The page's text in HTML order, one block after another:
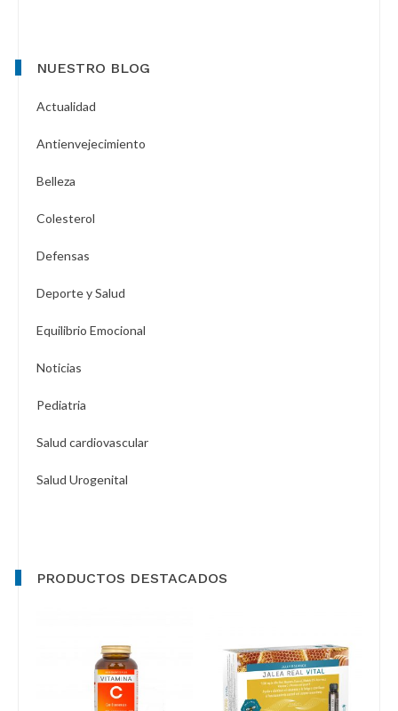
NUESTRO BLOG
Actualidad
Antienvejecimiento
Belleza
Colesterol
Defensas
Deporte y Salud
Equilibrio Emocional
Noticias
Pediatria
Salud cardiovascular
Salud Urogenital
PRODUCTOS DESTACADOS